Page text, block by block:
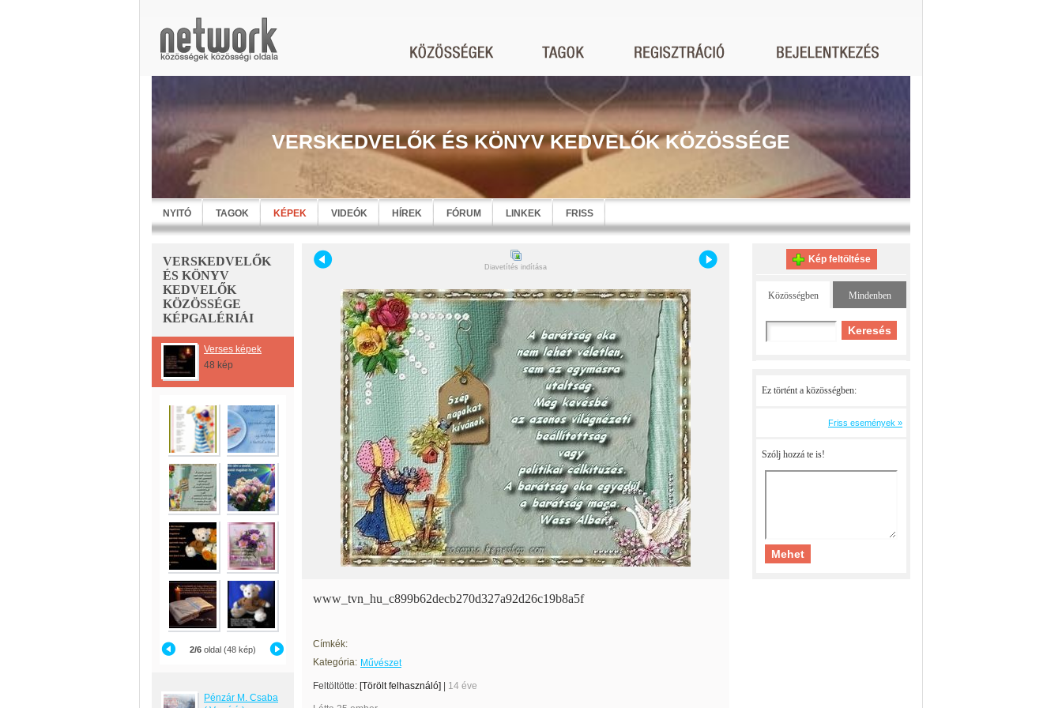
VERSKEDVELŐK ÉS KÖNYV KEDVELŐK KÖZÖSSÉGE
NYITÓ TAGOK KÉPEK VIDEÓK HÍREK FÓRUM LINKEK FRISS
VERSKEDVELŐK
ÉS KÖNYV
KEDVELŐK
KÖZÖSSÉGE
KÉPGALÉRIÁI
Verses képek
48 kép
2/6 oldal (48 kép)
Pénzár M. Csaba
Diavetítés indítása
www_tvn_hu_c899b62decb270d327a92d26c19b8a5f
Címkék:
Kategória: Művészet
Feltöltötte: [Törölt felhasználó] 14 éve
Kép feltöltése
Közösségben Mindenben
Ez történt a közösségben:
Friss események »
Szólj hozzá te is!